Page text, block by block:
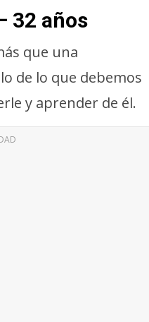
32 años
que una
de lo que debemos
y aprender de él.